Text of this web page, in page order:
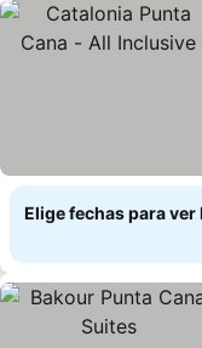
Elige fechas para